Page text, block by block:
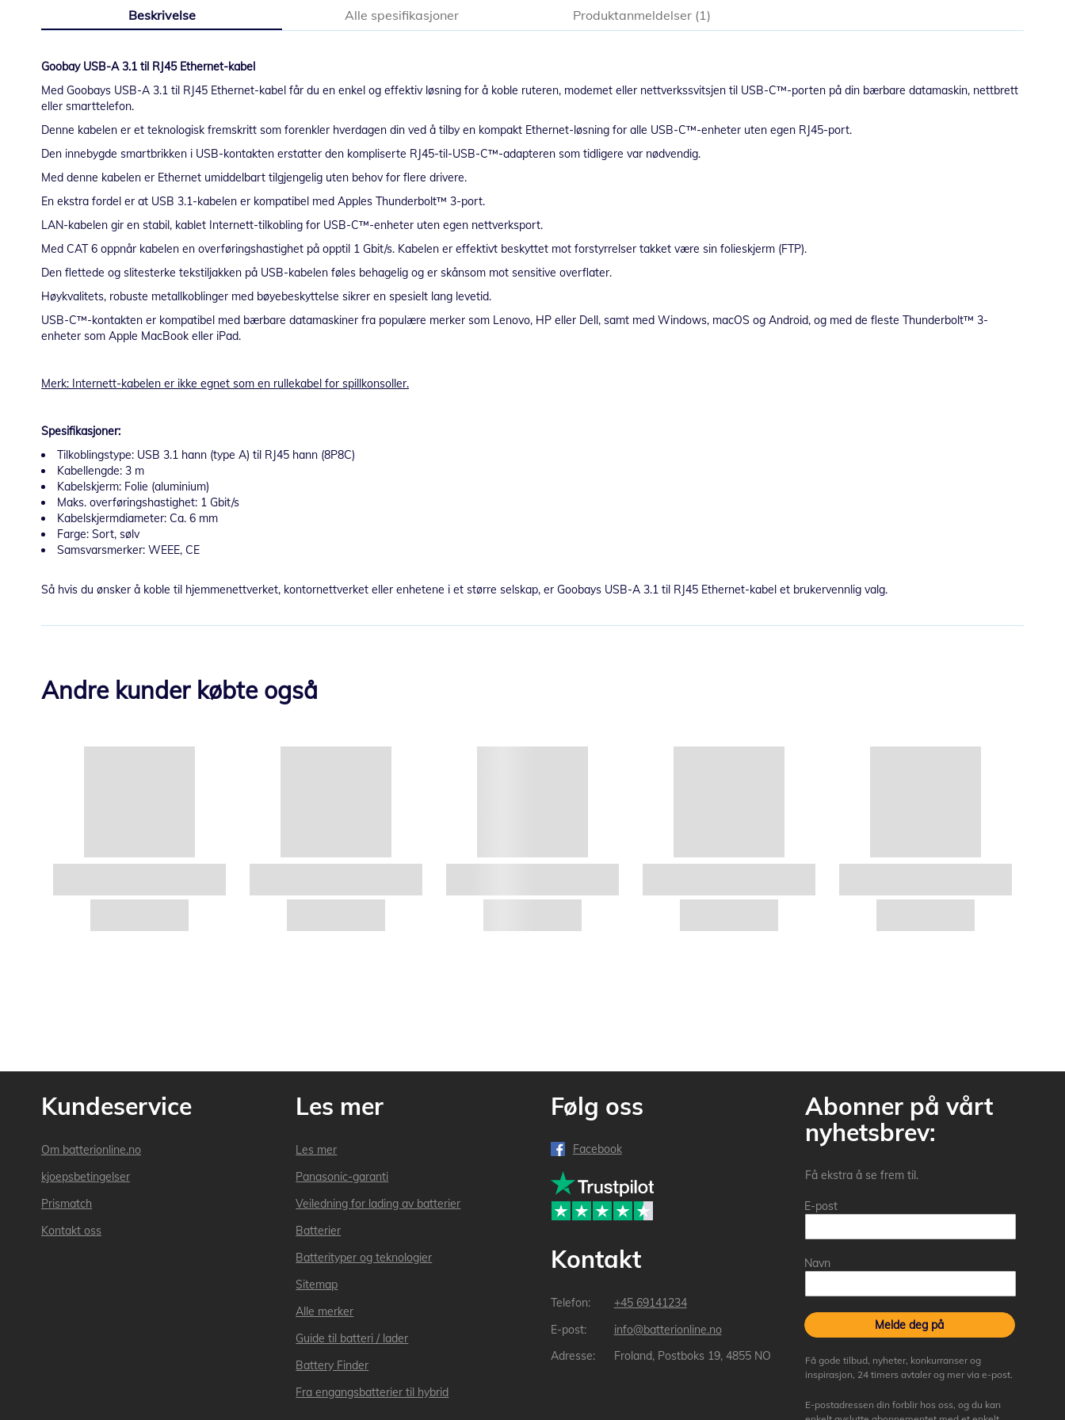
av
Beskrivelse
Goobay USB-A 3.1 til RJ45 Ethernet-kabel
Med Goobays USB-A 3.1 til RJ45 Ethernet-kabel får du en enkel og effektiv løsning for å koble ruteren, modemet eller nettverkssvitsjen til USB-C™-porten på din bærbare datamaskin, nettbrett
eller smarttelefon.
Denne kabelen er et teknologisk fremskritt som forenkler hverdagen din ved å tilby en kompakt Ethernet-løsning for alle USB-C™-enheter uten egen RJ45-port.
Den innebygde smartbrikken i USB-kontakten erstatter den kompliserte RJ45-til-USB-C™-adapteren som tidligere var nødvendig.
Med denne kabelen er Ethernet umiddelbart tilgjengelig uten behov for flere drivere.
En ekstra fordel er at USB 3.1-kabelen er kompatibel med Apples Thunderbolt™ 3-port.
LAN-kabelen gir en stabil, kablet Internett-tilkobling for USB-C™-enheter uten egen nettverksport.
Med CAT 6 oppnår kabelen en overføringshastighet på opptil 1 Gbit/s. Kabelen er effektivt beskyttet mot forstyrrelser takket være sin folieskjerm (FTP).
Den flettede og slitesterke tekstiljakken på USB-kabelen føles behagelig og er skånsom mot sensitive overflater.
Høykvalitets, robuste metallkoblinger med bøyebeskyttelse sikrer en spesielt lang levetid.
USB-C™-kontakten er kompatibel med bærbare datamaskiner fra populære merker som Lenovo, HP eller Dell, samt med Windows, macOS og Android, og med de fleste Thunderbolt™ 3-
enheter som Apple MacBook eller iPad.
Merk: Internett-kabelen er ikke egnet som en rullekabel for spillkonsoller.
Spesifikasjoner:
Tilkoblingstype: USB 3.1 hann (type A) til RJ45 hann (8P8C)
Kabellengde: 3 m
Kabelskjerm: Folie (aluminium)
Maks. overføringshastighet: 1 Gbit/s
Kabelskjermdiameter: Ca. 6 mm
Farge: Sort, sølv
Samsvarsmerker: WEEE, CE
Så hvis du ønsker å koble til hjemmenettverket, kontornettverket eller enhetene i et større selskap, er Goobays USB-A 3.1 til RJ45 Ethernet-kabel et brukervennlig valg.
Alle spesifikasjoner Produktanmeldelser 1
Andre kunder købte også
Kundeservice
Om batterionline.no
kjoepsbetingelser
Prismatch
Kontakt oss
Les mer
Les mer
Panasonic-garanti
Veiledning for lading av batterier
Batterier
Batterityper og teknologier
Sitemap
Alle merker
Guide til batteri / lader
Battery Finder
Fra engangsbatterier til hybrid
Følg oss
Facebook
Kontakt
+45 69141234
info@batterionline.no
Froland, Postboks 19, 4855 NO
Abonner på vårt
nyhetsbrev:
Få ekstra å se frem til.
E-post
Navn
Melde deg på
Få gode tilbud, nyheter, konkurranser og
inspirasjon, 24 timers avtaler og mer via e-post.
E-postadressen din forblir hos oss, og du kan